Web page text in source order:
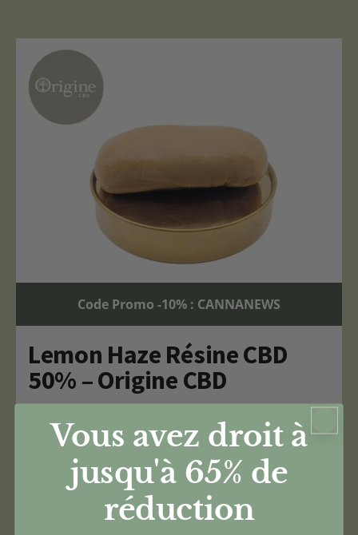
Code Promo -10% : CANNANEWS
Lemon Haze Résine CBD
50% – Origine CBD
Origine CBD
Taux : 50%
Quantité : 1g
Vous avez droit à
jusqu'à 65% de
réduction